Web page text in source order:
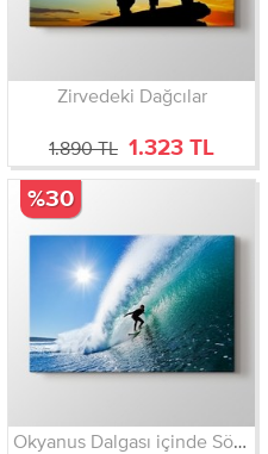
Zirvedeki Dağcılar
1.890 TL 1.323 TL
Okyanus Dalgası içinde Sörfçü
%30